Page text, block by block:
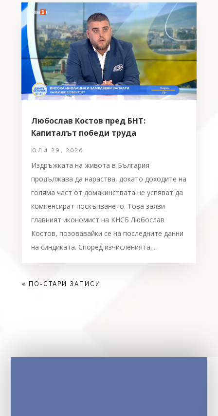
Любослав Костов пред БНТ:
Капиталът победи труда
ЮЛИ 29, 2026
Издръжката на живота в България
продължава да нараства, докато доходите на
голяма част от домакинствата не успяват да
компенсират поскъпването. Това заяви
главният икономист на КНСБ Любослав
Костов, позовавайки се на последните данни
на синдиката. Според изчисленията,...
« ПО-СТАРИ ЗАПИСИ